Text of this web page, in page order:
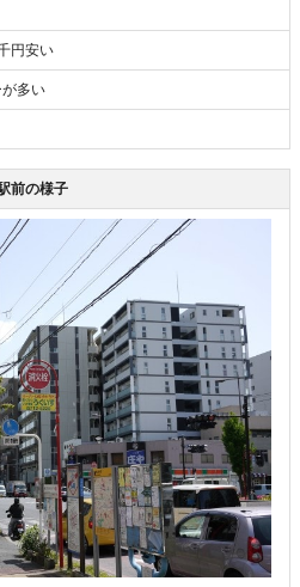
円安い
が多い
前の様子